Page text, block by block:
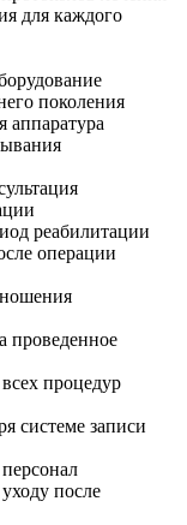
для каждого
поколения
аппаратура
реабилитации
операции
проведенное
процедур
системе записи
после